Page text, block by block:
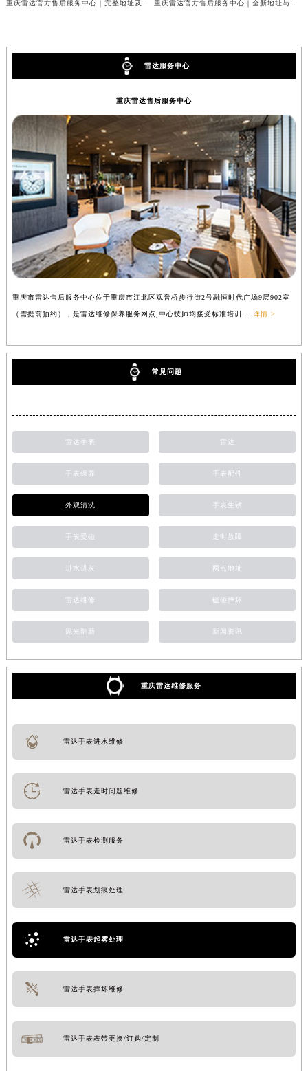
雷达服务中心
重庆雷达售后服务中心
重庆市雷达售后服务中心位于重庆市江北区观音桥步行街2号融恒时代广场9层902室
（需提前预约），是雷达维修保养服务网点,中心技师均接受标准培训....详情 >
常见问题
雷达手表 雷达
手表保养 手表配件
外观清洗 手表生锈
手表受磁 走时故障
进水进灰 网点地址
雷达维修 磕碰摔坏
抛光翻新 新闻资讯
重庆雷达维修服务
雷达手表进水维修
雷达手表走时问题维修
雷达手表检测服务
雷达手表划痕处理
雷达手表起雾处理
雷达手表摔坏维修
雷达手表表带更换/订购/定制